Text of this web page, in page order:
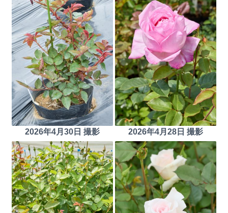
2026年4月30日 撮影 2026年4月28日 撮影